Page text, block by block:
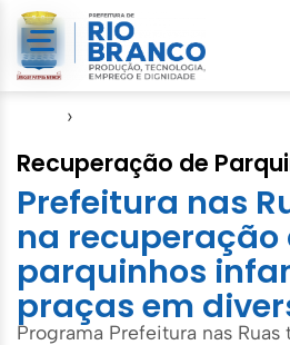
›
Recuperação de
Prefeitura nas
na recuperação
parquinhos
praças em
Programa Prefeitura nas